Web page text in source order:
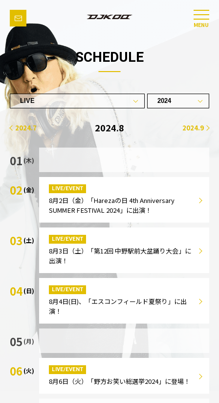
MENU
SCHEDULE
2024.7 2024.8 2024.9
01 (木)
02 (金) LIVE/EVENT
8月2日（金）「Harezaの日 4th Anniversary
SUMMER FESTIVAL 2024」に出演！
03 (土) LIVE/EVENT
8月3日（土）「第12回 中野駅前大盆踊り大会」に
出演！
04(日) LIVE/EVENT
8月4日(日)、「エスコンフィールド夏祭り」に出
演！
05 (月)
06 (火) LIVE/EVENT
8月6日（火）「野方お笑い総選挙2024」に登場！